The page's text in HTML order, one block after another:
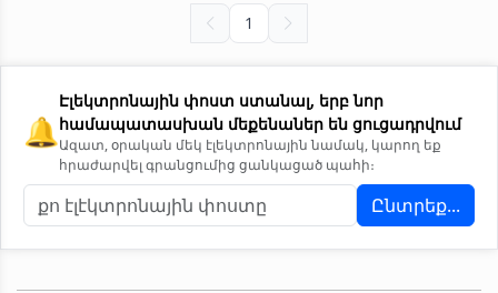
1
🔔
Էլեկտրոնային փոստ ստանալ, երբ նոր
համապատասխան մեքենաներ են ցուցադրվում
Ազատ, օրական մեկ էլեկտրոնային նամակ, կարող եք
հրաժարվել գրանցումից ցանկացած պահի։
Ընտրեք...